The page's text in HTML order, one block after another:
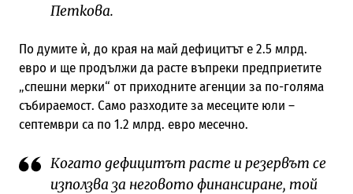
Петкова.
По думите ѝ, до края на май дефицитът е 2.5 млрд.
евро и ще продължи да расте въпреки предприетите
„спешни мерки“ от приходните агенции за по-голяма
събираемост. Само разходите за месеците юли –
септември са по 1.2 млрд. евро месечно.
Когато дефицитът расте и резервът се
използва за неговото финансиране, той